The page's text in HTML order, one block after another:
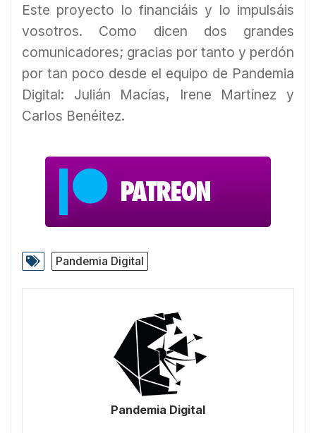
Este proyecto lo financiáis y lo impulsáis
vosotros. Como dicen dos grandes
comunicadores; gracias por tanto y perdón
por tan poco desde el equipo de Pandemia
Digital: Julián Macías, Irene Martínez y
Carlos Benéitez.
Pandemia Digital
Pandemia Digital